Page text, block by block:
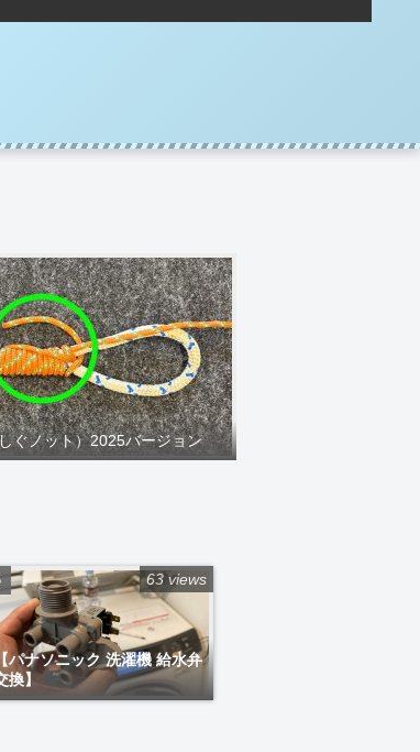
ぐノット）2025バージョン
パナソニック 洗濯機 給水弁
換】
63 views